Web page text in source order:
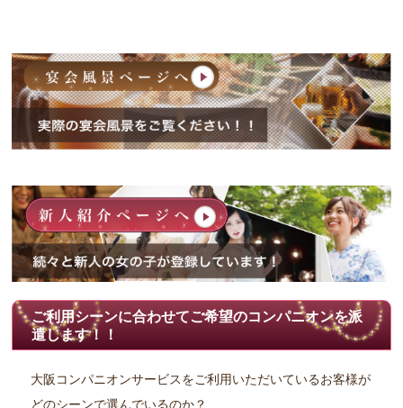
ご利用シーンに合わせてご希望のコンパニオンを派
遣します！！
大阪コンパニオンサービスをご利用いただいているお客様が
どのシーンで選んでいるのか？